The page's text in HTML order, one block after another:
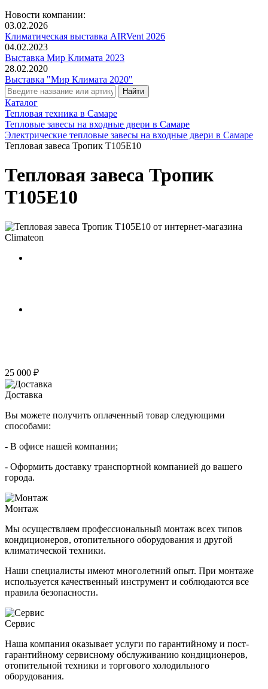
Новости компании:
03.02.2026
Климатическая выставка AIRVent 2026
04.02.2023
Выставка Мир Климата 2023
28.02.2020
Выставка "Мир Климата 2020"
Каталог
Тепловая техника в Самаре
Тепловые завесы на входные двери в Самаре
Электрические тепловые завесы на входные двери в Самаре
Тепловая завеса Тропик Т105Е10
Тепловая завеса Тропик
Т105Е10
25 000 ₽
Доставка
Вы можете получить оплаченный товар следующими
способами:
- В офисе нашей компании;
- Оформить доставку транспортной компанией до вашего
города.
Монтаж
Мы осуществляем профессиональный монтаж всех типов
кондиционеров, отопительного оборудования и другой
климатической техники.
Наши специалисты имеют многолетний опыт. При монтаже
используется качественный инструмент и соблюдаются все
правила безопасности.
Сервис
Наша компания оказывает услуги по гарантийному и пост-
гарантийному сервисному обслуживанию кондиционеров,
отопительной техники и торгового холодильного
оборудования.